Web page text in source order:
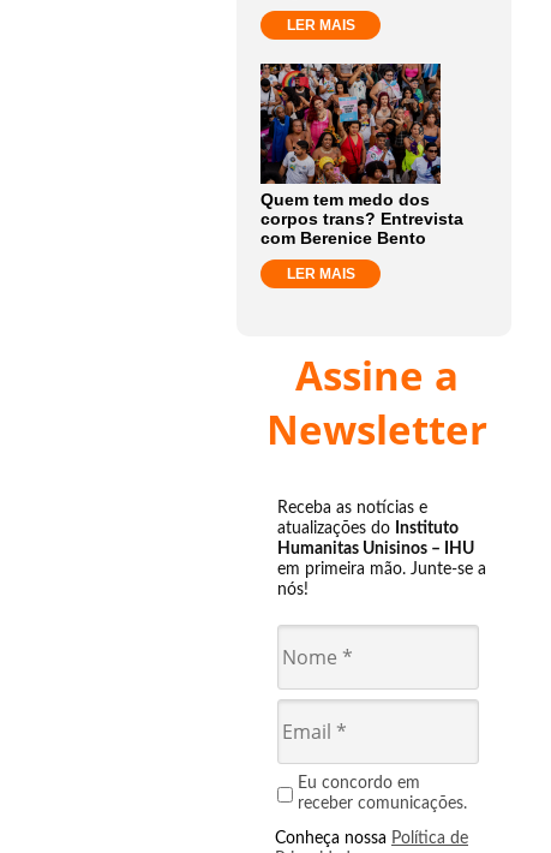
LER MAIS
Quem tem medo dos
corpos trans? Entrevista
com Berenice Bento
LER MAIS
Assine a
Newsletter
Receba as notícias e
atualizações do Instituto
Humanitas Unisinos – IHU
em primeira mão. Junte-se a
nós!
Eu concordo em
receber comunicações.
Conheça nossa Política de